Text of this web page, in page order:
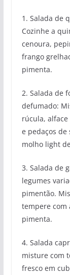
1. Salada de
Cozinhe a
cenoura,
frango
pimenta.
2. Salada de
defumado:
rúcula,
e pedaços
molho light
3. Salada de
legumes
pimentão.
tempere com
pimenta.
4. Salada
misture com
fresco em